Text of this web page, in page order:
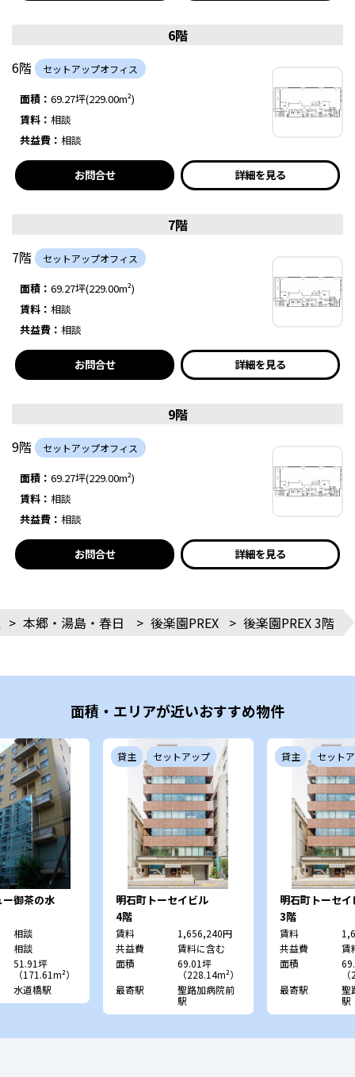
6階
6階
セットアップオフィス
面積： 69.27坪(229.00m²)
賃料： 相談
共益費： 相談
お問合せ 詳細を見る
7階
7階
セットアップオフィス
面積： 69.27坪(229.00m²)
賃料： 相談
共益費： 相談
お問合せ 詳細を見る
9階
9階
セットアップオフィス
面積： 69.27坪(229.00m²)
賃料： 相談
共益費： 相談
お問合せ 詳細を見る
> 本郷・湯島・春日 > 後楽園PREX > 後楽園PREX 3階
面積・エリアが近いおすすめ物件
御茶の水
相談
相談
51.91坪
（171.61m²）
水道橋駅
貸主 セットアップ
明石町トーセイビル
4階
賃料
1,656,240円
共益費
賃料に含む
面積
69.01坪
（228.14m²）
最寄駅
聖路加病院前
駅
貸主 セット
明石町トーセイ
3階
賃料
共益費
賃
面積
最寄駅
聖
駅